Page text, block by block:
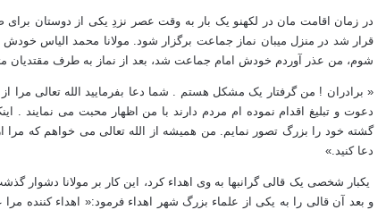
در زمان اقامت مان در لکهنو یک بار به وقت عصر نزدِ یکی از دوستان
قرار شد در منزل میبان نماز جماعت برگزار شود. مولانا محمد الیاس
شوم، من عذر آوردم خودش امام جماعت شد، بعد از نماز به طرف مقتدیان
« برادران ! من گرفتار یک مشکل هستم . شما دعا بفرمایید الله تعالی مرا
دعوت و تبلیغ اقدام نموده ام مردم دارند با من اظهار محبت می نمایند
گشته خود را بزرگ تصور نمایم. من همیشه از الله تعالی می خواهم که
دعا کنید.»
یکبار شخصی یک قالی گرانبها به وی اهداء کرد، این کار بر مولانا دشوار
و بعد آن قالی را به یکی از علماء بزرگ شهر اهداء فرمود:« اهداء کننده